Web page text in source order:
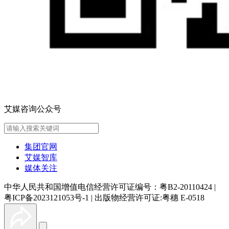
艾媒咨询公众号
集团官网
艾媒智库
媒体关注
中华人民共和国增值电信经营许可证编号：粤B2-20110424 |
粤ICP备2023121053号-1 | 出版物经营许可证:粤穗 E-0518